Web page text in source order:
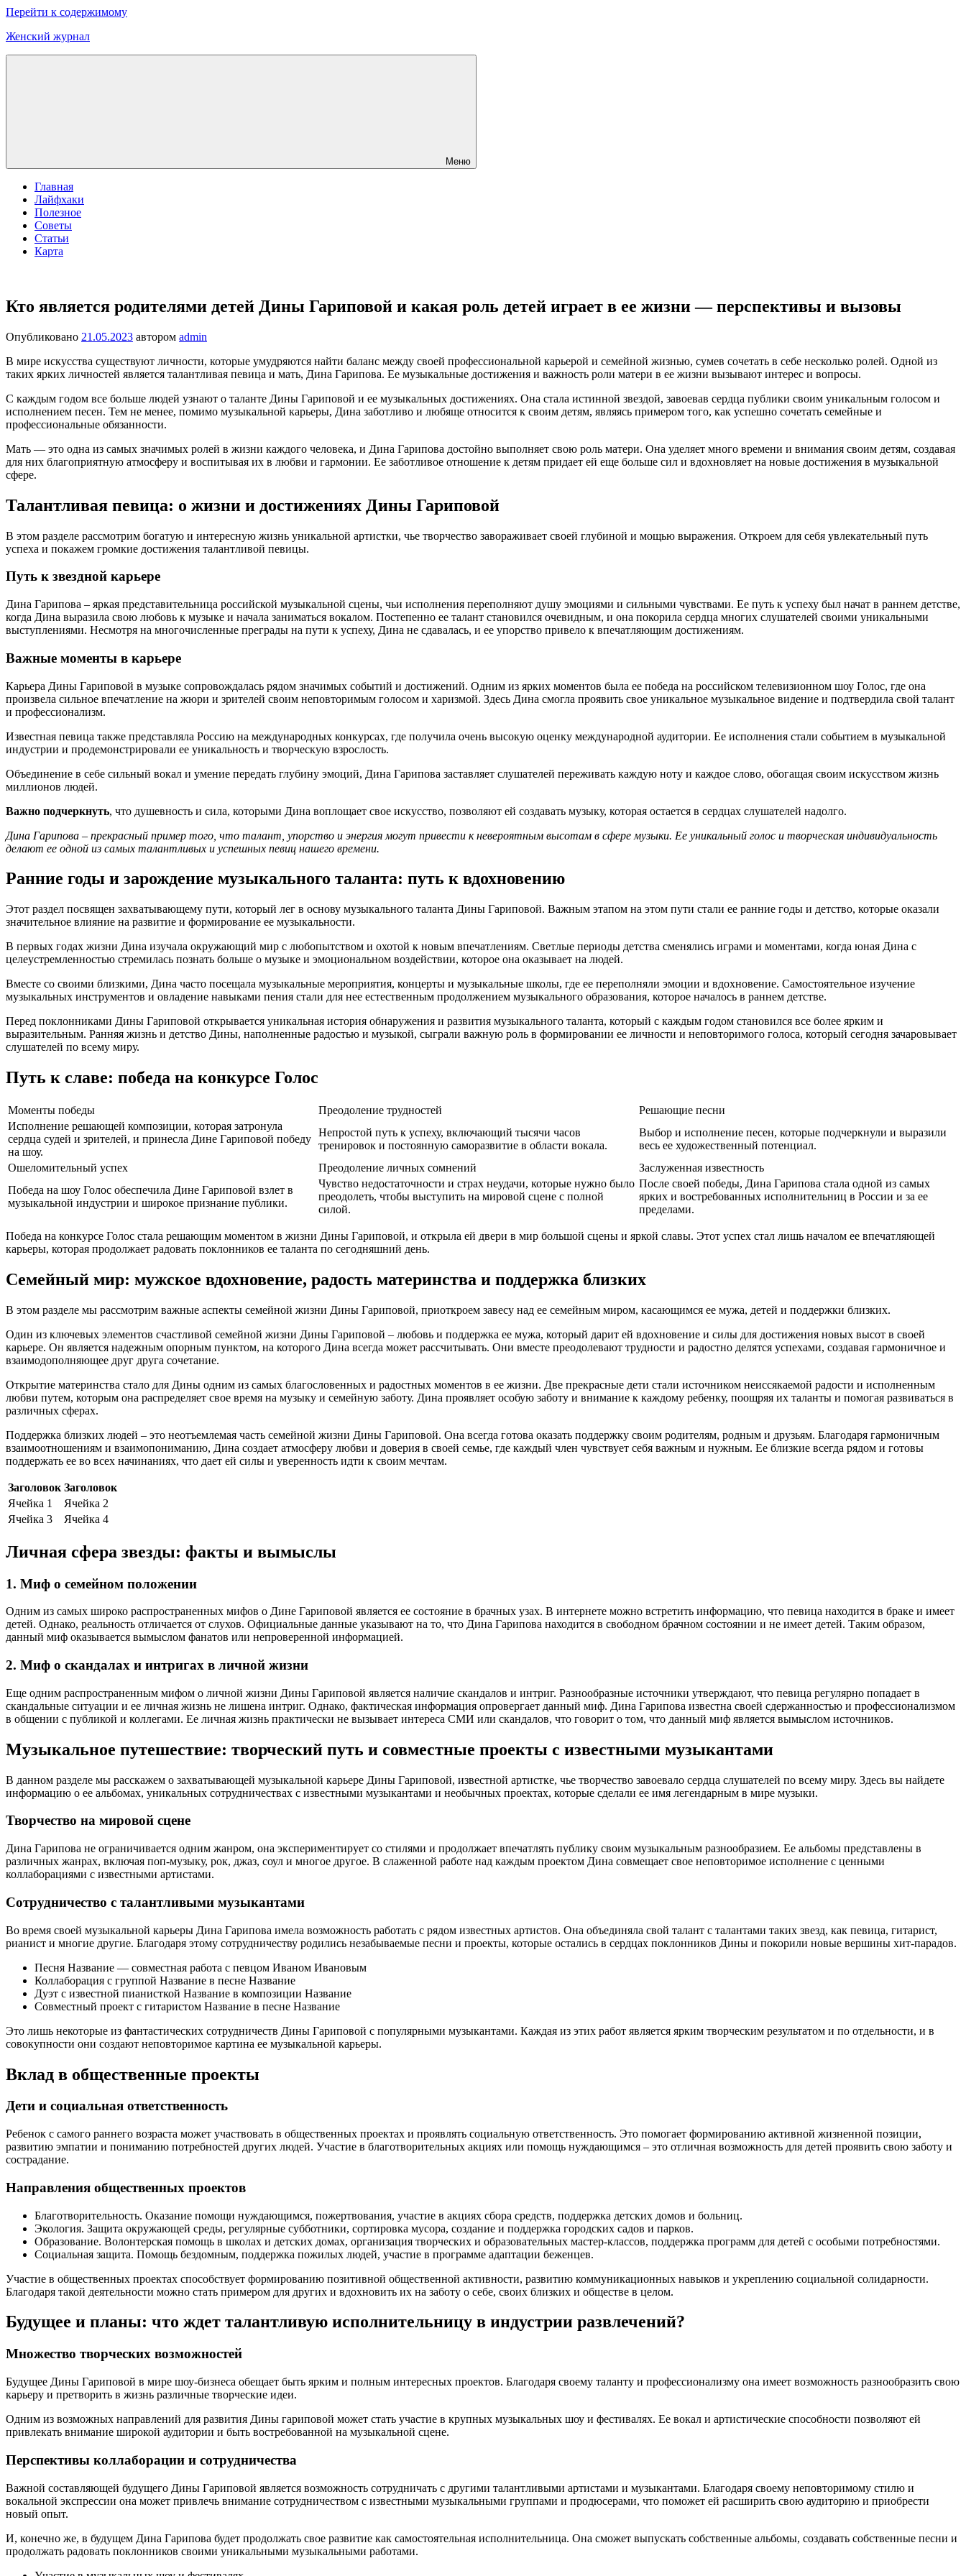
Перейти к содержимому
Женский журнал
Меню
Главная
Лайфхаки
Полезное
Советы
Статьи
Карта
Кто является родителями детей Дины Гариповой и какая роль детей играет в ее жизни — перспективы и вызовы
Опубликовано 21.05.2023 автором admin
В мире искусства существуют личности, которые умудряются найти баланс между своей профессиональной карьерой и семейной жизнью, сумев сочетать в себе несколько ролей. Одной из
таких ярких личностей является талантливая певица и мать, Дина Гарипова. Ее музыкальные достижения и важность роли матери в ее жизни вызывают интерес и вопросы.
С каждым годом все больше людей узнают о таланте Дины Гариповой и ее музыкальных достижениях. Она стала истинной звездой, завоевав сердца публики своим уникальным голосом и
исполнением песен. Тем не менее, помимо музыкальной карьеры, Дина заботливо и любяще относится к своим детям, являясь примером того, как успешно сочетать семейные и
профессиональные обязанности.
Мать — это одна из самых значимых ролей в жизни каждого человека, и Дина Гарипова достойно выполняет свою роль матери. Она уделяет много времени и внимания своим детям, создавая
для них благоприятную атмосферу и воспитывая их в любви и гармонии. Ее заботливое отношение к детям придает ей еще больше сил и вдохновляет на новые достижения в музыкальной
сфере.
Талантливая певица: о жизни и достижениях Дины Гариповой
В этом разделе рассмотрим богатую и интересную жизнь уникальной артистки, чье творчество завораживает своей глубиной и мощью выражения. Откроем для себя увлекательный путь
успеха и покажем громкие достижения талантливой певицы.
Путь к звездной карьере
Дина Гарипова – яркая представительница российской музыкальной сцены, чьи исполнения переполняют душу эмоциями и сильными чувствами. Ее путь к успеху был начат в раннем детстве,
когда Дина выразила свою любовь к музыке и начала заниматься вокалом. Постепенно ее талант становился очевидным, и она покорила сердца многих слушателей своими уникальными
выступлениями. Несмотря на многочисленные преграды на пути к успеху, Дина не сдавалась, и ее упорство привело к впечатляющим достижениям.
Важные моменты в карьере
Карьера Дины Гариповой в музыке сопровождалась рядом значимых событий и достижений. Одним из ярких моментов была ее победа на российском телевизионном шоу Голос, где она
произвела сильное впечатление на жюри и зрителей своим неповторимым голосом и харизмой. Здесь Дина смогла проявить свое уникальное музыкальное видение и подтвердила свой талант
и профессионализм.
Известная певица также представляла Россию на международных конкурсах, где получила очень высокую оценку международной аудитории. Ее исполнения стали событием в музыкальной
индустрии и продемонстрировали ее уникальность и творческую взрослость.
Объединение в себе сильный вокал и умение передать глубину эмоций, Дина Гарипова заставляет слушателей переживать каждую ноту и каждое слово, обогащая своим искусством жизнь
миллионов людей.
Важно подчеркнуть, что душевность и сила, которыми Дина воплощает свое искусство, позволяют ей создавать музыку, которая остается в сердцах слушателей надолго.
Дина Гарипова – прекрасный пример того, что талант, упорство и энергия могут привести к невероятным высотам в сфере музыки. Ее уникальный голос и творческая индивидуальность
делают ее одной из самых талантливых и успешных певиц нашего времени.
Ранние годы и зарождение музыкального таланта: путь к вдохновению
Этот раздел посвящен захватывающему пути, который лег в основу музыкального таланта Дины Гариповой. Важным этапом на этом пути стали ее ранние годы и детство, которые оказали
значительное влияние на развитие и формирование ее музыкальности.
В первых годах жизни Дина изучала окружающий мир с любопытством и охотой к новым впечатлениям. Светлые периоды детства сменялись играми и моментами, когда юная Дина с
целеустремленностью стремилась познать больше о музыке и эмоциональном воздействии, которое она оказывает на людей.
Вместе со своими близкими, Дина часто посещала музыкальные мероприятия, концерты и музыкальные школы, где ее переполняли эмоции и вдохновение. Самостоятельное изучение
музыкальных инструментов и овладение навыками пения стали для нее естественным продолжением музыкального образования, которое началось в раннем детстве.
Перед поклонниками Дины Гариповой открывается уникальная история обнаружения и развития музыкального таланта, который с каждым годом становился все более ярким и
выразительным. Ранняя жизнь и детство Дины, наполненные радостью и музыкой, сыграли важную роль в формировании ее личности и неповторимого голоса, который сегодня зачаровывает
слушателей по всему миру.
Путь к славе: победа на конкурсе Голос
Моменты победы Преодоление трудностей
Решающие песни
Исполнение решающей композиции, которая затронула
сердца судей и зрителей, и принесла Дине Гариповой победу
на шоу.
Непростой путь к успеху, включающий тысячи часов
тренировок и постоянную саморазвитие в области вокала.
Выбор и исполнение песен, которые подчеркнули и выразили
весь ее художественный потенциал.
Ошеломительный успех
Преодоление личных сомнений
Заслуженная известность
Победа на шоу Голос обеспечила Дине Гариповой взлет в
музыкальной индустрии и широкое признание публики.
Чувство недостаточности и страх неудачи, которые нужно было
преодолеть, чтобы выступить на мировой сцене с полной
силой.
После своей победы, Дина Гарипова стала одной из самых
ярких и востребованных исполнительниц в России и за ее
пределами.
Победа на конкурсе Голос стала решающим моментом в жизни Дины Гариповой, и открыла ей двери в мир большой сцены и яркой славы. Этот успех стал лишь началом ее впечатляющей
карьеры, которая продолжает радовать поклонников ее таланта по сегодняшний день.
Семейный мир: мужское вдохновение, радость материнства и поддержка близких
В этом разделе мы рассмотрим важные аспекты семейной жизни Дины Гариповой, приоткроем завесу над ее семейным миром, касающимся ее мужа, детей и поддержки близких.
Один из ключевых элементов счастливой семейной жизни Дины Гариповой – любовь и поддержка ее мужа, который дарит ей вдохновение и силы для достижения новых высот в своей
карьере. Он является надежным опорным пунктом, на которого Дина всегда может рассчитывать. Они вместе преодолевают трудности и радостно делятся успехами, создавая гармоничное и
взаимодополняющее друг друга сочетание.
Открытие материнства стало для Дины одним из самых благословенных и радостных моментов в ее жизни. Две прекрасные дети стали источником неиссякаемой радости и исполненным
любви путем, которым она распределяет свое время на музыку и семейную заботу. Дина проявляет особую заботу и внимание к каждому ребенку, поощряя их таланты и помогая развиваться в
различных сферах.
Поддержка близких людей – это неотъемлемая часть семейной жизни Дины Гариповой. Она всегда готова оказать поддержку своим родителям, родным и друзьям. Благодаря гармоничным
взаимоотношениям и взаимопониманию, Дина создает атмосферу любви и доверия в своей семье, где каждый член чувствует себя важным и нужным. Ее близкие всегда рядом и готовы
поддержать ее во всех начинаниях, что дает ей силы и уверенность идти к своим мечтам.
Заголовок Заголовок
Ячейка 1
Ячейка 2
Ячейка 3
Ячейка 4
Личная сфера звезды: факты и вымыслы
1. Миф о семейном положении
Одним из самых широко распространенных мифов о Дине Гариповой является ее состояние в брачных узах. В интернете можно встретить информацию, что певица находится в браке и имеет
детей. Однако, реальность отличается от слухов. Официальные данные указывают на то, что Дина Гарипова находится в свободном брачном состоянии и не имеет детей. Таким образом,
данный миф оказывается вымыслом фанатов или непроверенной информацией.
2. Миф о скандалах и интригах в личной жизни
Еще одним распространенным мифом о личной жизни Дины Гариповой является наличие скандалов и интриг. Разнообразные источники утверждают, что певица регулярно попадает в
скандальные ситуации и ее личная жизнь не лишена интриг. Однако, фактическая информация опровергает данный миф. Дина Гарипова известна своей сдержанностью и профессионализмом
в общении с публикой и коллегами. Ее личная жизнь практически не вызывает интереса СМИ или скандалов, что говорит о том, что данный миф является вымыслом источников.
Музыкальное путешествие: творческий путь и совместные проекты с известными музыкантами
В данном разделе мы расскажем о захватывающей музыкальной карьере Дины Гариповой, известной артистке, чье творчество завоевало сердца слушателей по всему миру. Здесь вы найдете
информацию о ее альбомах, уникальных сотрудничествах с известными музыкантами и необычных проектах, которые сделали ее имя легендарным в мире музыки.
Творчество на мировой сцене
Дина Гарипова не ограничивается одним жанром, она экспериментирует со стилями и продолжает впечатлять публику своим музыкальным разнообразием. Ее альбомы представлены в
различных жанрах, включая поп-музыку, рок, джаз, соул и многое другое. В слаженной работе над каждым проектом Дина совмещает свое неповторимое исполнение с ценными
коллаборациями с известными артистами.
Сотрудничество с талантливыми музыкантами
Во время своей музыкальной карьеры Дина Гарипова имела возможность работать с рядом известных артистов. Она объединяла свой талант с талантами таких звезд, как певица, гитарист,
pианист и многие другие. Благодаря этому сотрудничеству родились незабываемые песни и проекты, которые остались в сердцах поклонников Дины и покорили новые вершины хит-парадов.
Песня Название — совместная работа с певцом Иваном Ивановым
Коллаборация с группой Название в песне Название
Дуэт с известной пианисткой Название в композиции Название
Совместный проект с гитаристом Название в песне Название
Это лишь некоторые из фантастических сотрудничеств Дины Гариповой с популярными музыкантами. Каждая из этих работ является ярким творческим результатом и по отдельности, и в
совокупности они создают неповторимое картина ее музыкальной карьеры.
Вклад в общественные проекты
Дети и социальная ответственность
Ребенок с самого раннего возраста может участвовать в общественных проектах и проявлять социальную ответственность. Это помогает формированию активной жизненной позиции,
развитию эмпатии и пониманию потребностей других людей. Участие в благотворительных акциях или помощь нуждающимся – это отличная возможность для детей проявить свою заботу и
сострадание.
Направления общественных проектов
Благотворительность. Оказание помощи нуждающимся, пожертвования, участие в акциях сбора средств, поддержка детских домов и больниц.
Экология. Защита окружающей среды, регулярные субботники, сортировка мусора, создание и поддержка городских садов и парков.
Образование. Волонтерская помощь в школах и детских домах, организация творческих и образовательных мастер-классов, поддержка программ для детей с особыми потребностями.
Социальная защита. Помощь бездомным, поддержка пожилых людей, участие в программе адаптации беженцев.
Участие в общественных проектах способствует формированию позитивной общественной активности, развитию коммуникационных навыков и укреплению социальной солидарности.
Благодаря такой деятельности можно стать примером для других и вдохновить их на заботу о себе, своих близких и обществе в целом.
Будущее и планы: что ждет талантливую исполнительницу в индустрии развлечений?
Множество творческих возможностей
Будущее Дины Гариповой в мире шоу-бизнеса обещает быть ярким и полным интересных проектов. Благодаря своему таланту и профессионализму она имеет возможность разнообразить свою
карьеру и претворить в жизнь различные творческие идеи.
Одним из возможных направлений для развития Дины гариповой может стать участие в крупных музыкальных шоу и фестивалях. Ее вокал и артистические способности позволяют ей
привлекать внимание широкой аудитории и быть востребованной на музыкальной сцене.
Перспективы коллаборации и сотрудничества
Важной составляющей будущего Дины Гариповой является возможность сотрудничать с другими талантливыми артистами и музыкантами. Благодаря своему неповторимому стилю и
вокальной экспрессии она может привлечь внимание сотрудничеством с известными музыкальными группами и продюсерами, что поможет ей расширить свою аудиторию и приобрести
новый опыт.
И, конечно же, в будущем Дина Гарипова будет продолжать свое развитие как самостоятельная исполнительница. Она сможет выпускать собственные альбомы, создавать собственные песни и
продолжать радовать поклонников своими уникальными музыкальными работами.